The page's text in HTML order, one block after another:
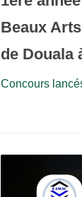
Beaux
de Douala
Concours